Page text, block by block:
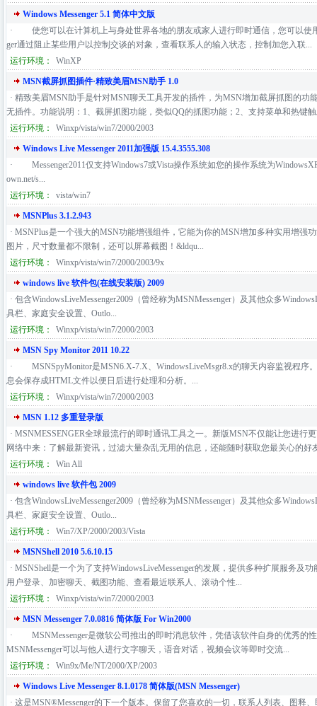
Windows Messenger 5.1 简体中文版
· 使您可以在计算机上与身处世界各地的朋友或家人进行即时通信，您可以使
ger通过阻止某些用户以控制交谈的对象，查看联系人的输入状态，控制加您入联...
运行环境：
WinXP
MSN截屏抓图插件·精致美眉MSN助手 1.0
· 精致美眉MSN助手是针对MSN聊天工具开发的插件，为MSN增加截屏抓图的功
无插件。功能说明：1、截屏抓图功能，类似QQ的抓图功能；2、支持菜单和热键
运行环境：
Winxp/vista/win7/2000/2003
Windows Live Messenger 2011加强版 15.4.3555.308
· Messenger2011仅支持Windows7或Vista操作系统如您的操作系统为
own.net/s...
运行环境：
vista/win7
MSNPlus 3.1.2.943
· MSNPlus是一个强大的MSN功能增强组件，它能为你的MSN增加多种实用增强
图片，尺寸数量都不限制，还可以屏幕截图！&ldqu...
运行环境：
Winxp/vista/win7/2000/2003/9x
windows live 软件包(在线安装版) 2009
· 包含WindowsLiveMessenger2009（曾经称为MSNMessenger）及其他众多
具栏、家庭安全设置、Outlo...
运行环境：
Winxp/vista/win7/2000/2003
MSN Spy Monitor 2011 10.22
· MSNSpyMonitor是MSN6.X-7.X、WindowsLiveMsgr8.x的聊天内容监视程序
息会保存成HTML文件以便日后进行处理和分析。...
运行环境：
Winxp/vista/win7/2000/2003
MSN 1.12 多重登录版
· MSNMESSENGER全球最流行的即时通讯工具之一。新版MSN不仅能让您进行
网络中来：了解最新资讯，过滤大量杂乱无用的信息，还能随时获取您最关心的好
运行环境：
Win All
windows live 软件包 2009
· 包含WindowsLiveMessenger2009（曾经称为MSNMessenger）及其他众多
具栏、家庭安全设置、Outlo...
运行环境：
Win7/XP/2000/2003/Vista
MSNShell 2010 5.6.10.15
· MSNShell是一个为了支持WindowsLiveMessenger的发展，提供多种扩展服务及
用户登录、加密聊天、截图功能、查看最近联系人、滚动个性...
运行环境：
Winxp/vista/win7/2000/2003
MSN Messenger 7.0.0816 简体版 For Win2000
· MSNMessenger是微软公司推出的即时消息软件，凭借该软件自身的优秀的
MSNMessenger可以与他人进行文字聊天，语音对话，视频会议等即时交流...
运行环境：
Win9x/Me/NT/2000/XP/2003
Windows Live Messenger 8.1.0178 简体版(MSN Messenger)
· 这是MSN®Messenger的下一个版本。保留了您喜欢的一切，联系人列表、图释